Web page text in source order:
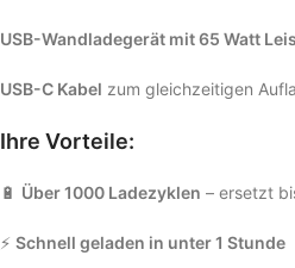
USB-Wandladegerät mit 65 Watt
USB-C Kabel zum gleichzeitigen
Ihre Vorteile:
🔋 Über 1000 Ladezyklen – ersetzt
⚡ Schnell geladen in unter 1 Stunde